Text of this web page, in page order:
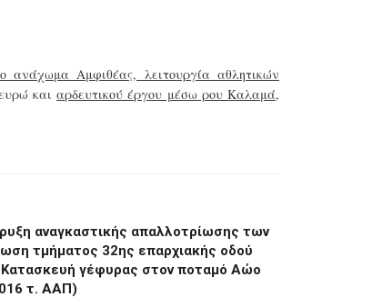
ανάχωμα Αμφιθέας, λειτουργία αθλητικών
ευρώ καιαρδευτικού έργου μέσω ρου Καλαμά,
αναγκαστικής απαλλοτρίωσης των
τμήματος 32ης επαρχιακής οδού
γέφυρας στον ποταμό Αώο
τ. ΑΑΠ)